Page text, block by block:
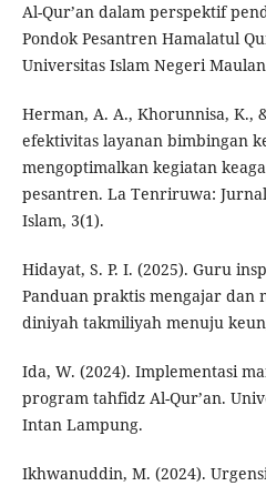
Al-Qur’an dalam perspektif
Pondok Pesantren Hamalatul
Universitas Islam Negeri
Herman, A. A., Khorunnisa, K.,
efektivitas layanan bimbingan
mengoptimalkan kegiatan
pesantren. La Tenriruwa:
Islam, 3(1).
Hidayat, S. P. I. (2025). Guru
Panduan praktis mengajar dan
diniyah takmiliyah menuju
Ida, W. (2024). Implementasi
program tahfidz Al-Qur’an.
Intan Lampung.
Ikhwanuddin, M. (2024).